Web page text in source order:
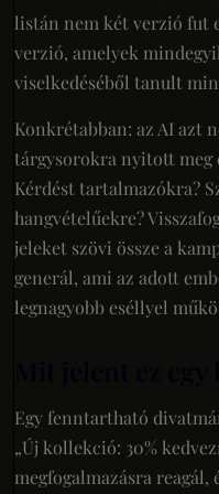
listán nem két verzió fut
verzió, amelyek
viselkedéséből tanult
Konkrétabban: az AI azt
tárgysorokra nyitott meg
Kérdést tartalmazókra?
hangvételűekre?
jeleket szövi össze a
generál, ami az adott
legnagyobb eséllyel
Egy fenntartható
„Új kollekció: 30%
megfogalmazásra